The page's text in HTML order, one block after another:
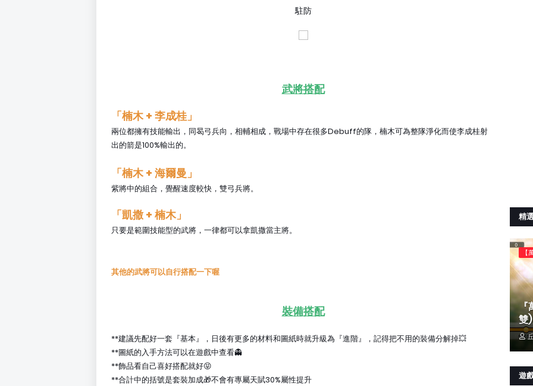
駐防
武將搭配
「楠木+ 李成桂」
兩位都擁有技能輸出，同曷弓兵向，相輔相成，戰場中存在很多Debuff的隊，楠木可為整隊淨化而使李成桂射
出的箭是100%輸出的。
「楠木+ 海爾曼」
紫將中的組合，覺醒速度較快，雙弓兵將。
「凱撒+ 楠木」
只要是範圍技能型的武將，一律都可以拿凱撒當主將。
其他的武將可以自行搭配一下喔
裝備搭配
**建議先配好一套『基本』，日後有更多的材料和圖紙時就升級為『進階』，記得把不用的裝備分解掉💥
**圖紙的入手方法可以在遊戲中查看👻
**飾品看自己喜好搭配就好😝
**合計中的括號是套裝加成🎁不會有專屬天賦30%屬性提升
精
『
雙)
遊